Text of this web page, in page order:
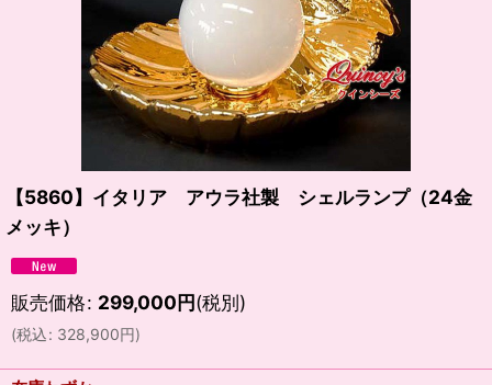
【5860】イタリア アウラ社製 シェルランプ（24金
メッキ）
販売価格: 299,000円(税別)
(税込: 328,900円)